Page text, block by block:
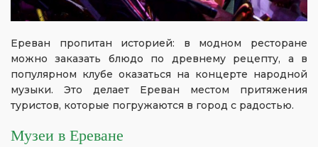
Ереван пропитан историей: в модном ресторане
можно заказать блюдо по древнему рецепту, а в
популярном клубе оказаться на концерте народной
музыки. Это делает Ереван местом притяжения
туристов, которые погружаются в город с радостью.
Музеи в Ереване